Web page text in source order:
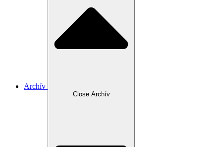
Archív
Close Archív